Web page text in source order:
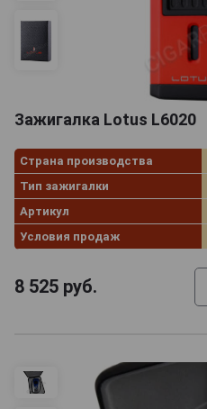
Зажигалка Lotus L6020
Страна производства
Тип зажигалки
Артикул
Условия продаж
8 525 руб.